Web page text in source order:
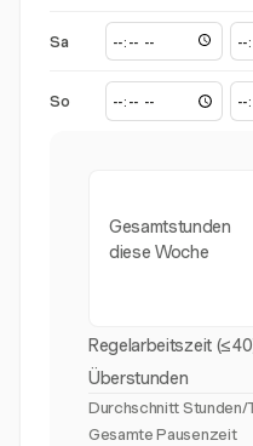
Sa
So
Gesamtstunden
diese Woche
Regelarbeitszeit
Überstunden
Durchschnitt Stunden/
Gesamte Pausenzeit